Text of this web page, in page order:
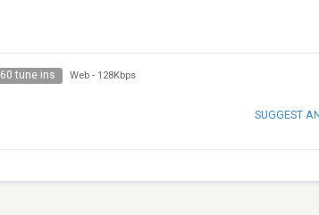
60 tune ins Web - 128Kbps
SUGGEST